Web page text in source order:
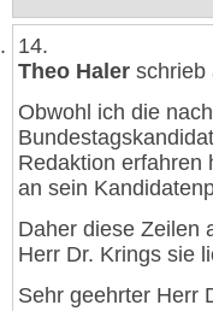
14.
Theo Haler schrieb
Obwohl ich die
Redaktion erfahren
an sein
Daher diese Zeilen
Herr Dr. Krings sie
Sehr geehrter Herr